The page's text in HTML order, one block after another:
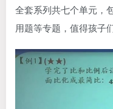
全套系列共七个单元，
用题等专题，值得孩子